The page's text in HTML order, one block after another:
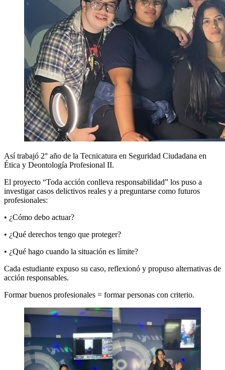
Así trabajó 2° año de la Tecnicatura en Seguridad Ciudadana en
Ética y Deontología Profesional II.
El proyecto “Toda acción conlleva responsabilidad” los puso a
investigar casos delictivos reales y a preguntarse como futuros
profesionales:
• ¿Cómo debo actuar?
• ¿Qué derechos tengo que proteger?
• ¿Qué hago cuando la situación es límite?
Cada estudiante expuso su caso, reflexionó y propuso alternativas de
acción responsables.
Formar buenos profesionales = formar personas con criterio.